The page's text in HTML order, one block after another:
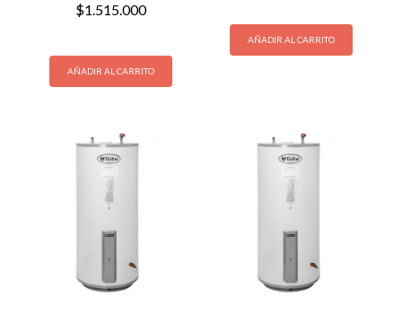
$1.515.000
AÑADIR AL CARRITO
AÑADIR AL CARRITO